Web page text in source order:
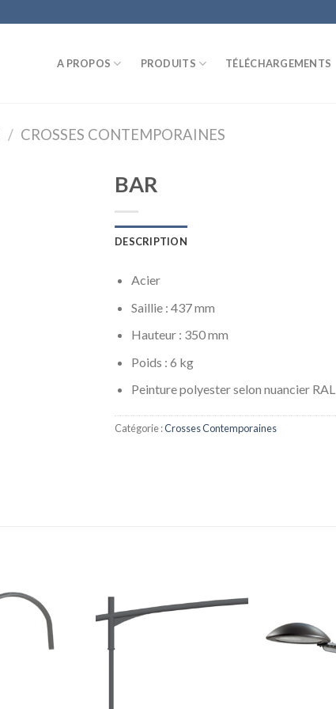
A PROPOS PRODUITS TÉLÉCHARGEMENTS
/ CROSSES CONTEMPORAINES
BAR
DESCRIPTION
Acier
Saillie : 437 mm
Hauteur : 350 mm
Poids : 6 kg
Peinture polyester selon nuancier RAL
Catégorie :Crosses Contemporaines